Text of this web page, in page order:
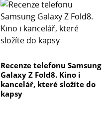
Recenze telefonu Samsung
Galaxy Z Fold8. Kino i
kancelář, které složíte do
kapsy